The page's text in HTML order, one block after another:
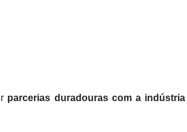
parcerias duradouras com a